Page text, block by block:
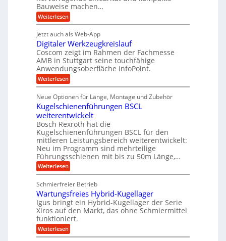
i
e
b
e
f
ü
r
r
a
e
U
m
g
e
b
u
n
g
e
n
r
a
g
s
e
i
n
g
a
n
g
e
n
i
g
e
r
S
t
e
l
e
n
n
g
e
t
r
i
e
b
e
f
ü
r
r
ä
i
s
e
H
u
b
b
e
w
e
g
u
n
g
e
n
Bauweise machen…
Weiterlesen:
P
ä
z
i
s
i
o
n
f
r
A
u
t
o
m
o
t
i
v
e
n
d
M
a
s
c
h
i
Jetzt auch als Web-App
Digitaler Werkzeugkreislauf
Coscom zeigt im Rahmen der Fachmesse
AMB in Stuttgart seine touchfähige
Anwendungsoberfläche InfoPoint.
Weiterlesen:
D
g
i
t
a
l
e
r
W
e
r
k
z
e
u
g
k
r
e
i
s
Neue Optionen für Länge, Montage und Zubehör
Kugelschienenführungen BSCL
weiterentwickelt
Bosch Rexroth hat die
Kugelschienenführungen BSCL für den
mittleren Leistungsbereich weiterentwickelt:
Neu im Programm sind mehrteilige
Führungsschienen mit bis zu 50m Länge,…
Weiterlesen:
K
g
e
l
s
c
h
i
e
Schmierfreier Betrieb
Wartungsfreies Hybrid-Kugellager
Igus bringt ein Hybrid-Kugellager der Serie
Xiros auf den Markt, das ohne Schmiermittel
funktioniert.
Weiterlesen:
W